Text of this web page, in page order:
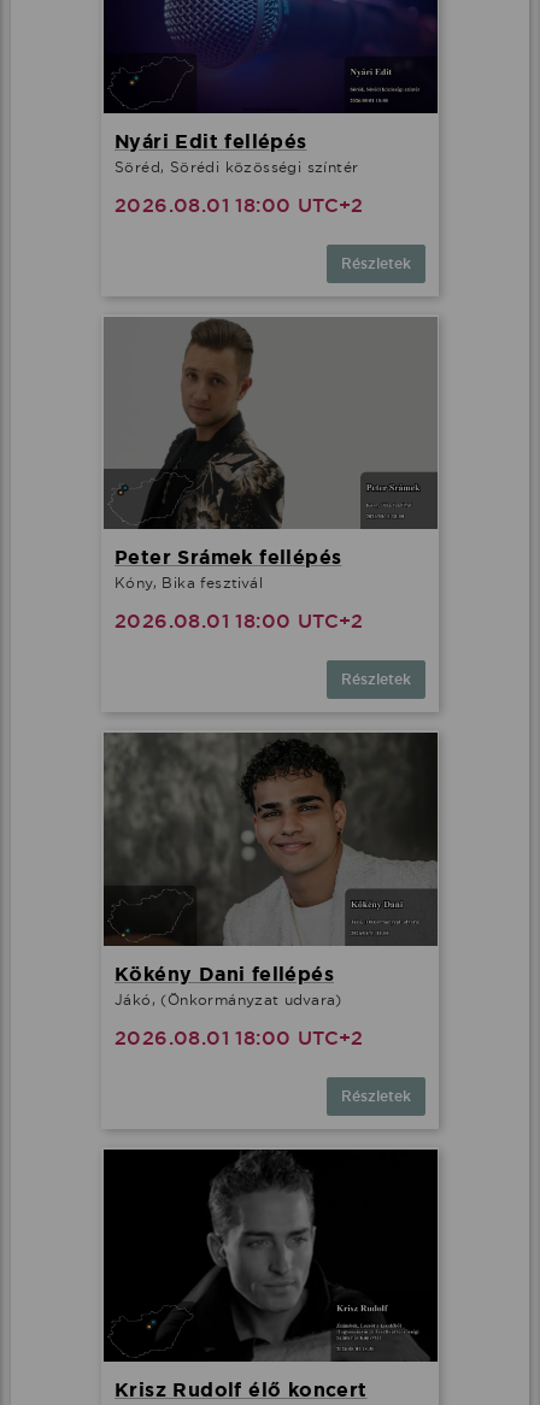
Nyári Edit fellépés
Söréd, Sörédi közösségi színtér
2026.08.01 18:00 UTC+2
Részletek
Peter Srámek fellépés
Kóny, Bika fesztivál
2026.08.01 18:00 UTC+2
Részletek
Kökény Dani fellépés
Jákó, (Önkormányzat udvara)
2026.08.01 18:00 UTC+2
Részletek
Krisz Rudolf élő koncert